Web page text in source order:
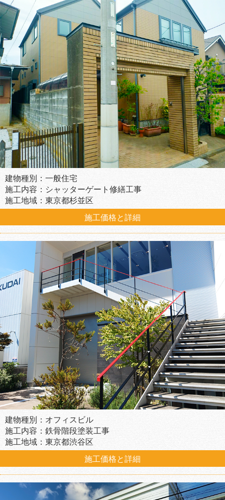
建物種別：一般住宅
施工内容：シャッターゲート修繕工事
施工地域：東京都杉並区
施工価格と詳細
建物種別：オフィスビル
施工内容：鉄骨階段塗装工事
施工地域：東京都渋谷区
施工価格と詳細